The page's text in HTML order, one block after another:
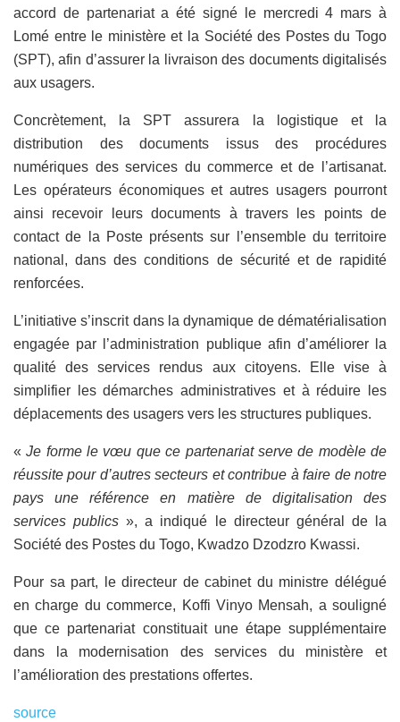
accord de partenariat a été signé le mercredi 4 mars à
Lomé entre le ministère et la Société des Postes du Togo
(SPT), afin d’assurer la livraison des documents digitalisés
aux usagers.
Concrètement, la SPT assurera la logistique et la
distribution des documents issus des procédures
numériques des services du commerce et de l’artisanat.
Les opérateurs économiques et autres usagers pourront
ainsi recevoir leurs documents à travers les points de
contact de la Poste présents sur l’ensemble du territoire
national, dans des conditions de sécurité et de rapidité
renforcées.
L’initiative s’inscrit dans la dynamique de dématérialisation
engagée par l’administration publique afin d’améliorer la
qualité des services rendus aux citoyens. Elle vise à
simplifier les démarches administratives et à réduire les
déplacements des usagers vers les structures publiques.
«Je forme le vœu que ce partenariat serve de modèle de
réussite pour d’autres secteurs et contribue à faire de notre
pays une référence en matière de digitalisation des
services publics », a indiqué le directeur général de la
Société des Postes du Togo, Kwadzo Dzodzro Kwassi.
Pour sa part, le directeur de cabinet du ministre délégué
en charge du commerce, Koffi Vinyo Mensah, a souligné
que ce partenariat constituait une étape supplémentaire
dans la modernisation des services du ministère et
l’amélioration des prestations offertes.
source